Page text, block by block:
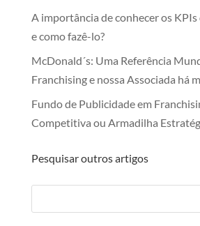
A importância de conhecer os KPIs
e como fazê-lo?
McDonald´s: Uma Referência
Franchising e nossa Associada há
Fundo de Publicidade em
Competitiva ou Armadilha
Pesquisar outros artigos